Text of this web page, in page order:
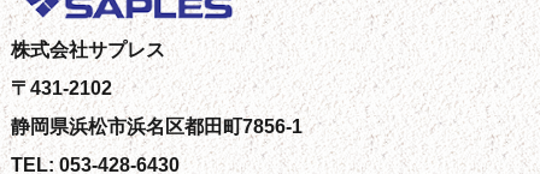
株式会社サプレス
〒431-2102
静岡県浜松市浜名区都田町7856-1
TEL: 053-428-6430